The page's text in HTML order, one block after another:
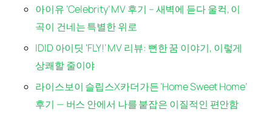
아이유 ‘Celebrity’ MV 후기 – 새벽에 듣다 울컥, 이
곡이 건네는 특별한 위로
IDID 아이딧 ‘FLY!’ MV 리뷰: 뻔한 꿈 이야기, 이렇게
상쾌할 줄이야
라이스보이 슬립스X카더가든 ‘Home Sweet Home’
후기 — 버스 안에서 나를 붙잡은 이질적인 편안함